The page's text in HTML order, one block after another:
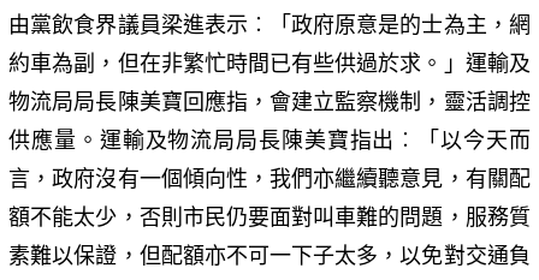
由黨飲食界議員梁進表示︰「政府原意是的士為主，網
約車為副，但在非繁忙時間已有些供過於求。」運輸及
物流局局長陳美寶回應指，會建立監察機制，靈活調控
供應量。運輸及物流局局長陳美寶指出︰「以今天而
言，政府沒有一個傾向性，我們亦繼續聽意見，有關配
額不能太少，否則市民仍要面對叫車難的問題，服務質
素難以保證，但配額亦不可一下子太多，以免對交通負